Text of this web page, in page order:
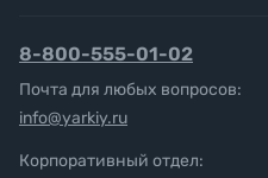
8-800-555-01-02
Почта для любых вопросов:
info@yarkiy.ru
Корпоративный отдел: